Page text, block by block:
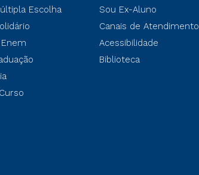
Escolha
Sou Ex-Aluno
Canais de Atendimento
Acessibilidade
Biblioteca